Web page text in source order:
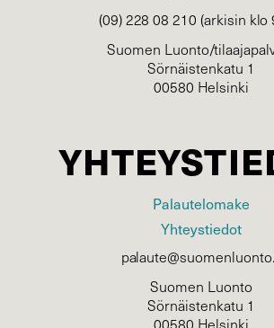
(09) 228 08 210 (arkisin klo
Suomen Luonto/
Sörnäistenkatu 1
00580 Helsinki
Palautelomake
Yhteystiedot
Suomen Luonto
Sörnäistenkatu 1
00580 Helsinki